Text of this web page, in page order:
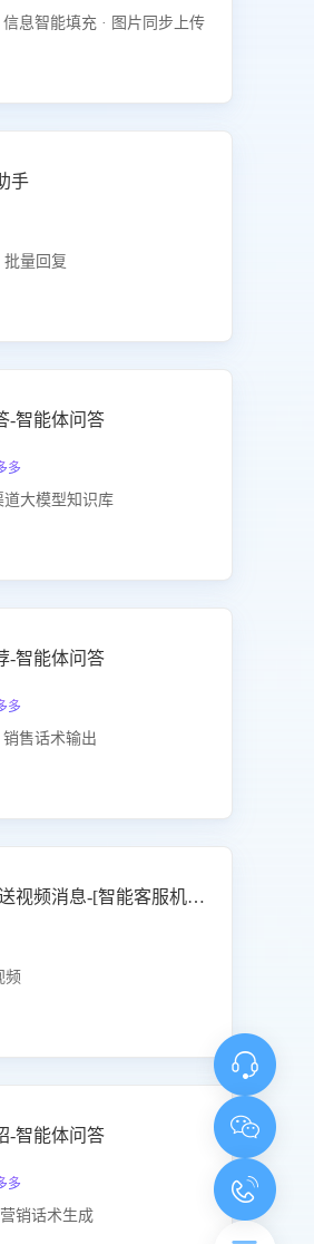
息智能填充 · 图片同步上传
手
批量回复
-智能体问答
多
道大模型知识库
-智能体问答
多
销售话术输出
抖音-自动发送视频消息-[智能客服机器人]
频
-智能体问答
多
销话术生成